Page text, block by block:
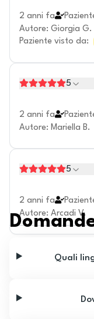
2 anni fa
Autore: Giorgia G.
Paziente visto da:
5
2 anni fa
Autore: Mariella B.
5
2 anni fa
Autore: Arcadi V.
Quali